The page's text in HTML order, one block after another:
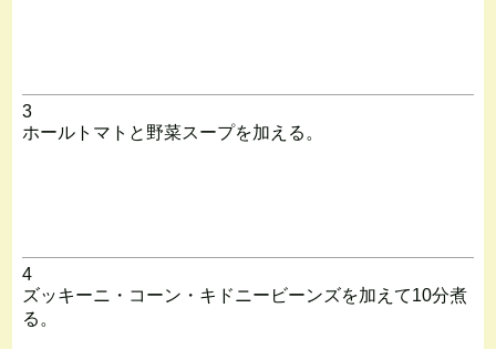
3
ホールトマトと野菜スープを加える。
4
ズッキーニ・コーン・キドニービーンズを加えて10分煮
る。